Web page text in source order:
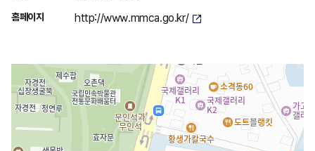
홈페이지 http://www.mmca.go.kr/